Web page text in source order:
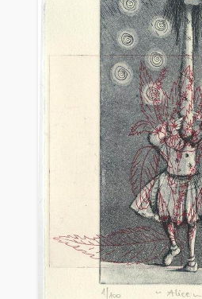
Per Segno incisori
Marchiafava Arnone,
Padri Redantoristi, p. 22.
VII Biennale dell’Incisione
“Città di Campobasso
Campobasso, pp. 92/93.
Incisioni al femminile, a
catalogo mostra, Napoli,
Repertorio degli Incisori
2013, a cura del Gabinetto
Moderne del Comune di